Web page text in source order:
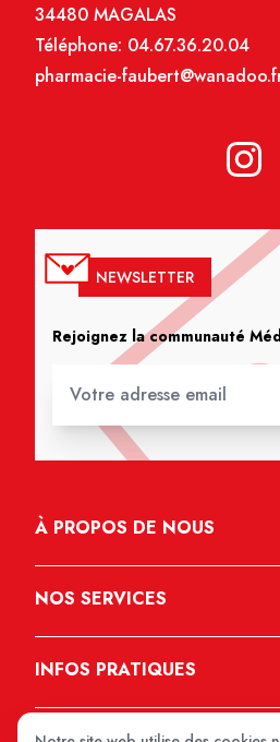
34480 MAGALAS
Téléphone: 04.67.36.20.04
pharmacie-
NEWSLETTER
Rejoignez la communauté
À PROPOS DE NOUS
NOS SERVICES
INFOS PRATIQUES